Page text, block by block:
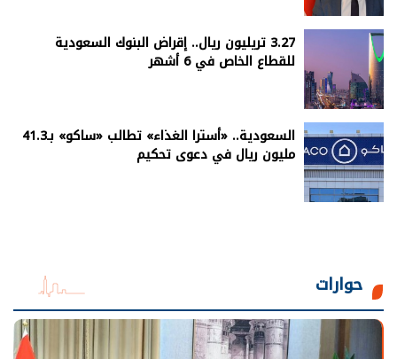
3.27 تريليون ريال.. إقراض البنوك السعودية
للقطاع الخاص في 6 أشهر
السعودية.. «أسترا الغذاء» تطالب «ساكو» بـ41.3
مليون ريال في دعوى تحكيم
حوارات